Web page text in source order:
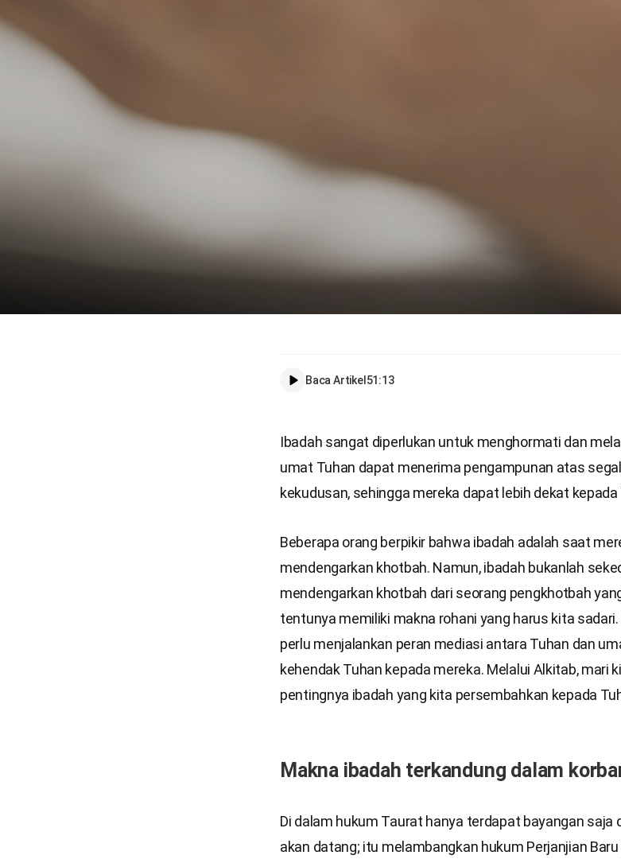
Baca Artikel51:13
Ibadah sangat diperlukan untuk menghormati dan
umat Tuhan dapat menerima pengampunan atas
kekudusan, sehingga mereka dapat lebih dekat kepada
Beberapa orang berpikir bahwa ibadah adalah saat
mendengarkan khotbah. Namun, ibadah bukanlah
mendengarkan khotbah dari seorang pengkhotbah
tentunya memiliki makna rohani yang harus kita
perlu menjalankan peran mediasi antara Tuhan dan
kehendak Tuhan kepada mereka. Melalui Alkitab, mari
pentingnya ibadah yang kita persembahkan kepada
Makna ibadah terkandung dalam
Di dalam hukum Taurat hanya terdapat bayangan saja
akan datang; itu melambangkan hukum Perjanjian